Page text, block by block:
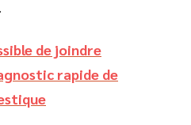
de joindre
rapide de